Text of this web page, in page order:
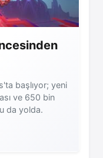
başlıyor; yeni
ve 650 bin
da yolda.